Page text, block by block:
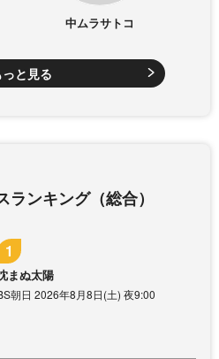
中ムラサトコ
っと見る
ランキング（総合）
まぬ太陽
朝日 2026年8月8日(土) 夜9:00